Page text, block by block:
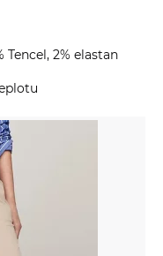
Tencel, 2% elastan